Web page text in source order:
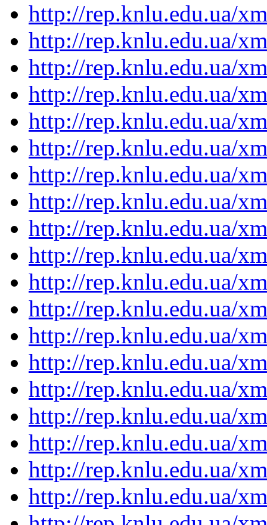
http://rep.knlu.edu.ua/
http://rep.knlu.edu.ua/
http://rep.knlu.edu.ua/
http://rep.knlu.edu.ua/
http://rep.knlu.edu.ua/
http://rep.knlu.edu.ua/
http://rep.knlu.edu.ua/
http://rep.knlu.edu.ua/
http://rep.knlu.edu.ua/
http://rep.knlu.edu.ua/
http://rep.knlu.edu.ua/
http://rep.knlu.edu.ua/
http://rep.knlu.edu.ua/
http://rep.knlu.edu.ua/
http://rep.knlu.edu.ua/
http://rep.knlu.edu.ua/
http://rep.knlu.edu.ua/
http://rep.knlu.edu.ua/
http://rep.knlu.edu.ua/